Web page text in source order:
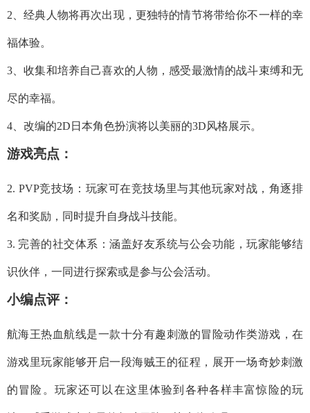
2、经典人物将再次出现，更独特的情节将带给你不一样的幸
福体验。
3、收集和培养自己喜欢的人物，感受最激情的战斗束缚和无
尽的幸福。
4、改编的2D日本角色扮演将以美丽的3D风格展示。
游戏亮点：
2. PVP竞技场：玩家可在竞技场里与其他玩家对战，角逐排
名和奖励，同时提升自身战斗技能。
3. 完善的社交体系：涵盖好友系统与公会功能，玩家能够结
识伙伴，一同进行探索或是参与公会活动。
小编点评：
航海王热血航线是一款十分有趣刺激的冒险动作类游戏，在
游戏里玩家能够开启一段海贼王的征程，展开一场奇妙刺激
的冒险。玩家还可以在这里体验到各种各样丰富惊险的玩